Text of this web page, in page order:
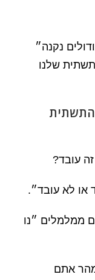
נקנה״
שלנו
התשתית
או לא עובד״.
ממלמלים ״נו
מהר אתם